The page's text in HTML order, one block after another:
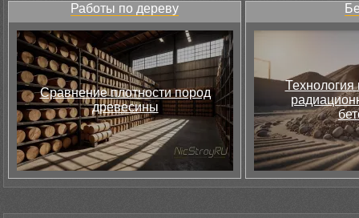
Работы по дереву
Сравнение плотности пород
древесины
Технология